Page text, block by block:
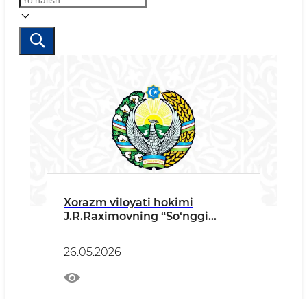
Xorazm viloyati hokimi
J.R.Raximovning “So‘nggi
26.05.2026